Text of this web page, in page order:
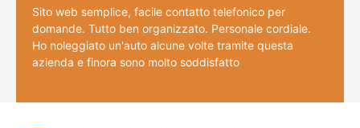
Sito web semplice, facile contatto telefonico per
domande. Tutto ben organizzato. Personale cordiale.
Ho noleggiato un'auto alcune volte tramite questa
azienda e finora sono molto soddisfatto